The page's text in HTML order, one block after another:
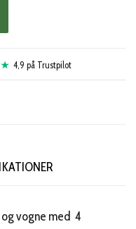
4,9 på Trustpilot
vogne med 4